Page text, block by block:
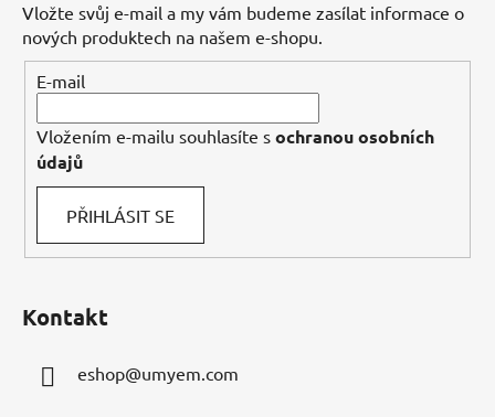
Vložte svůj e-mail a my vám budeme zasílat informace o
nových produktech na našem e-shopu.
E-mail
Vložením e-mailu souhlasíte s ochranou osobních
údajů
PŘIHLÁSIT SE
Kontakt
eshop@umyem.com